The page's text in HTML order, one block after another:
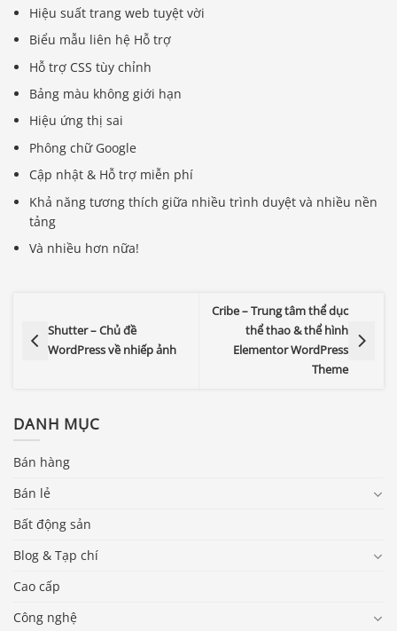
Hiệu suất trang web tuyệt vời
Biểu mẫu liên hệ Hỗ trợ
Hỗ trợ CSS tùy chỉnh
Bảng màu không giới hạn
Hiệu ứng thị sai
Phông chữ Google
Cập nhật & Hỗ trợ miễn phí
Khả năng tương thích giữa nhiều trình duyệt và nhiều nền
tảng
Và nhiều hơn nữa!
Shutter – Chủ đề
WordPress về nhiếp ảnh
Cribe – Trung tâm thể dục
thể thao & thể hình
Elementor WordPress
Theme
DANH MỤC
Bán hàng
Bán lẻ
Bất động sản
Blog & Tạp chí
Cao cấp
Công nghệ